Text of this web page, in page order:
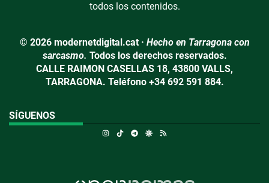
todos los contenidos.
© 2026 modernetdigital.cat · Hecho en Tarragona con
sarcasmo. Todos los derechos reservados.
CALLE RAIMON CASELLAS 18, 43800 VALLS,
TARRAGONA. Teléfono +34 692 591 884.
SÍGUENOS
Instagram
TikTokTelegramGoogle Discover